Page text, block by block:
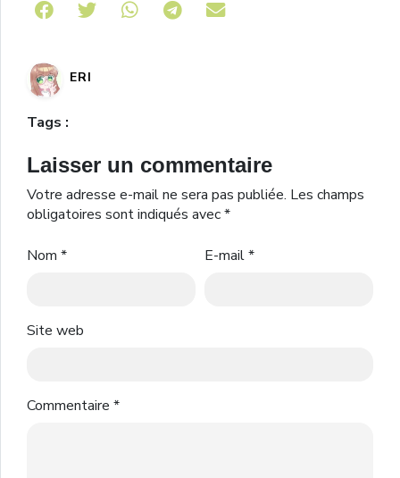
Share on Telegram
ERI
Tags :
Laisser un commentaire
Votre adresse e-mail ne sera pas publiée. Les champs
obligatoires sont indiqués avec*
Nom * E-mail*
Site web
Commentaire *